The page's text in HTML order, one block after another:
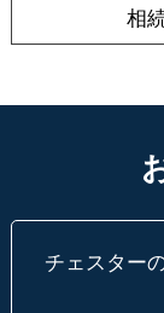
相
チェスター